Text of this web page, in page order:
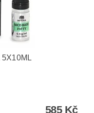
585 Kč